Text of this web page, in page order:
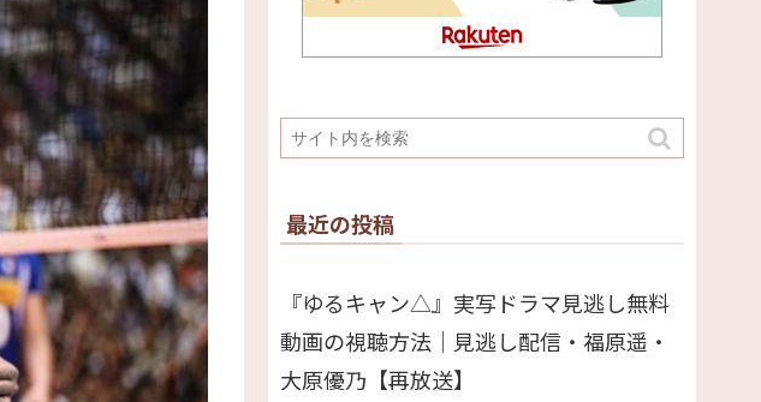
最近の投稿
『ゆるキャン△』実写ドラマ見逃し無料
動画の視聴方法｜見逃し配信・福原遥・
大原優乃【再放送】